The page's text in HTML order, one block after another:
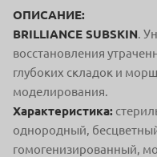
ОПИСАНИЕ:
BRILLIANCE SUBSKIN.
восстановления
глубоких складок и
моделирования.
Характеристика:
однородный,
гомогенизированный,